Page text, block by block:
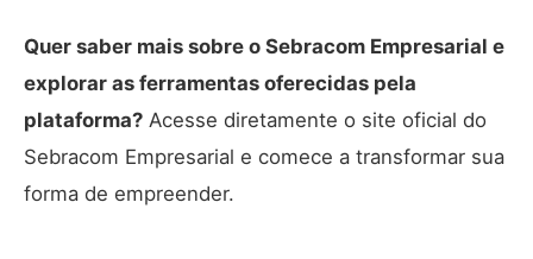
Quer saber mais sobre o Sebracom Empresarial e
explorar as ferramentas oferecidas pela
plataforma? Acesse diretamente o site oficial do
Sebracom Empresarial e comece a transformar sua
forma de empreender.